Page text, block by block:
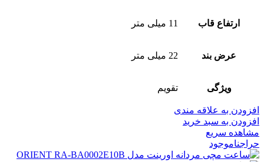
ارتفاع قاب 11 میلی متر
عرض بند 22 میلی متر
ویژگی تقویم
افزودن به علاقه مندی
افزودن به سبد خرید
مشاهده سریع
حراجناموجود